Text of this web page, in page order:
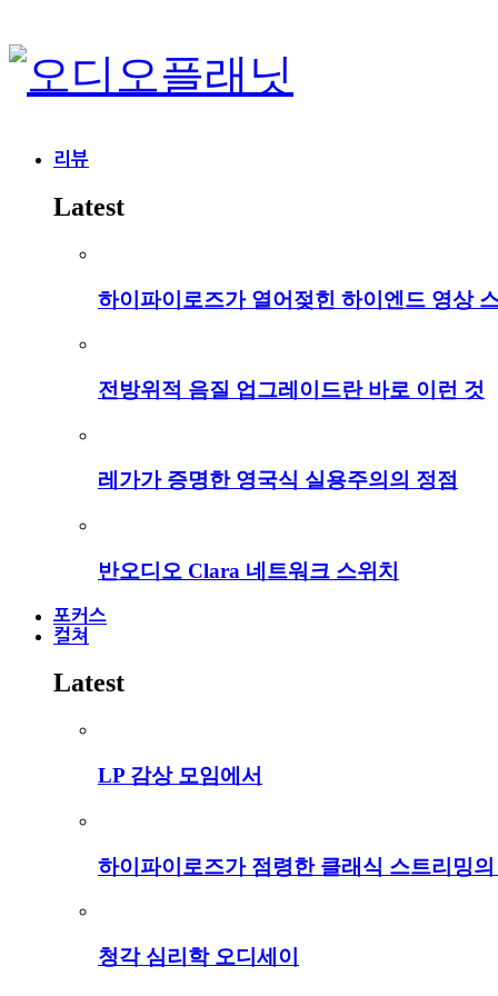
리뷰
Latest
하이파이로즈가 열어젖힌 하이엔드 영상
전방위적 음질 업그레이드란 바로 이런 것
레가가 증명한 영국식 실용주의의 정점
반오디오 Clara 네트워크 스위치
포커스
컬쳐
Latest
LP 감상 모임에서
하이파이로즈가 점령한 클래식 스트리밍
청각 심리학 오디세이